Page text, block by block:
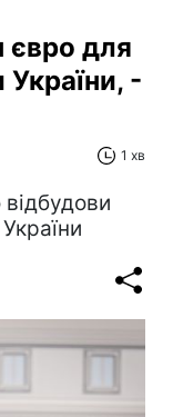
євро для
України, -
1 хв